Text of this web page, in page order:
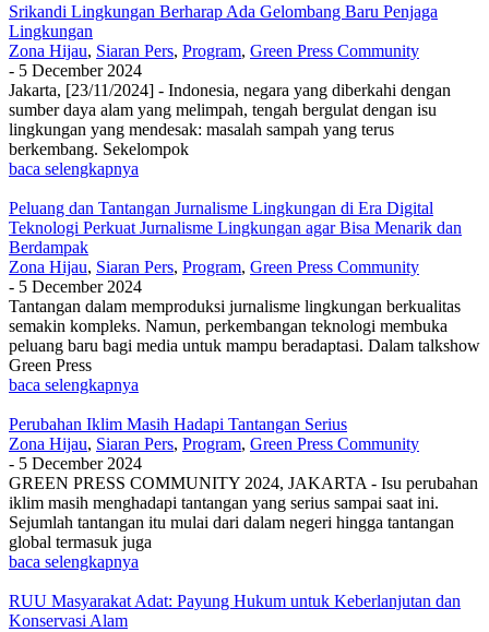
Srikandi Lingkungan Berharap Ada Gelombang Baru Penjaga
Lingkungan
Zona Hijau, Siaran Pers, Program, Green Press Community
- 5 December 2024
Jakarta, [23/11/2024] - Indonesia, negara yang diberkahi dengan
sumber daya alam yang melimpah, tengah bergulat dengan isu
lingkungan yang mendesak: masalah sampah yang terus
berkembang. Sekelompok
baca selengkapnya
Peluang dan Tantangan Jurnalisme Lingkungan di Era Digital
Teknologi Perkuat Jurnalisme Lingkungan agar Bisa Menarik dan
Berdampak
Zona Hijau, Siaran Pers, Program, Green Press Community
- 5 December 2024
Tantangan dalam memproduksi jurnalisme lingkungan berkualitas
semakin kompleks. Namun, perkembangan teknologi membuka
peluang baru bagi media untuk mampu beradaptasi. Dalam talkshow
Green Press
baca selengkapnya
Perubahan Iklim Masih Hadapi Tantangan Serius
Zona Hijau, Siaran Pers, Program, Green Press Community
- 5 December 2024
GREEN PRESS COMMUNITY 2024, JAKARTA - Isu perubahan
iklim masih menghadapi tantangan yang serius sampai saat ini.
Sejumlah tantangan itu mulai dari dalam negeri hingga tantangan
global termasuk juga
baca selengkapnya
RUU Masyarakat Adat: Payung Hukum untuk Keberlanjutan dan
Konservasi Alam